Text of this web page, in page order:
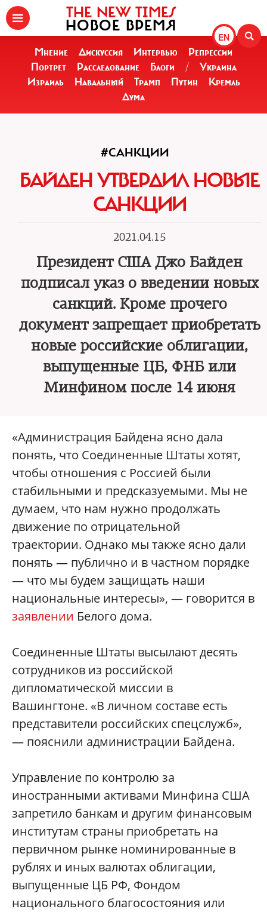
EN
THE NEW TIMES
НОВОЕ ВРЕМЯ
Мнение Дискуссия Интервью
Репрессии
Портрет
Расследование Блоги /
Украина
Израиль
Навальный Трамп Путин
Кремль
Дума
#САНКЦИИ
БАЙДЕН УТВЕРДИЛ НОВЫЕ
САНКЦИИ
2021.04.15
Президент США Джо Байден
подписал указ о введении новых
санкций. Кроме прочего
документ запрещает приобретать
новые российские облигации,
выпущенные ЦБ, ФНБ или
Минфином после 14 июня
«Администрация Байдена ясно дала
понять, что Соединенные Штаты хотят,
чтобы отношения с Россией были
стабильными и предсказуемыми. Мы не
думаем, что нам нужно продолжать
движение по отрицательной
траектории. Однако мы также ясно дали
понять — публично и в частном порядке
— что мы будем защищать наши
национальные интересы», — говорится в
заявлении Белого дома.
Соединенные Штаты высылают десять
сотрудников из российской
дипломатической миссии в
Вашингтоне. «В личном составе есть
представители российских спецслужб»,
— пояснили администрации Байдена.
Управление по контролю за
иностранными активами Минфина США
запретило банкам и другим финансовым
институтам страны приобретать на
первичном рынке номинированные в
рублях и иных валютах облигации,
выпущенные ЦБ РФ, Фондом
национального благосостояния или